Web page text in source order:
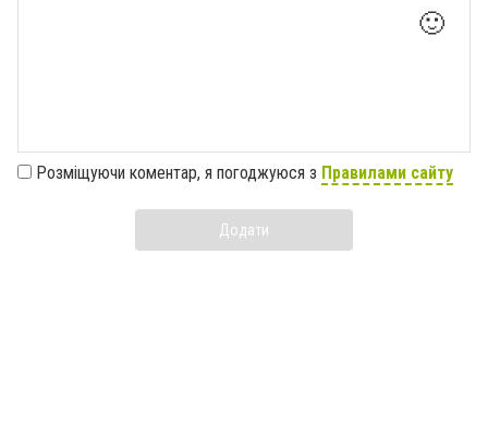
🙂
Розміщуючи коментар, я погоджуюся з Правилами сайту
Додати